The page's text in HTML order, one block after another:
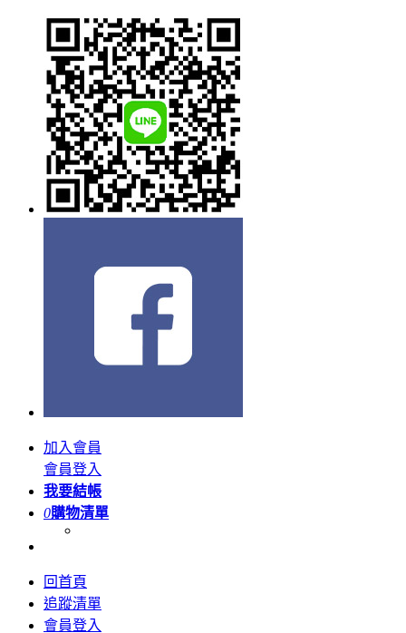
加入會員
會員登入
我要結帳
0購物清單
回首頁
追蹤清單
會員登入